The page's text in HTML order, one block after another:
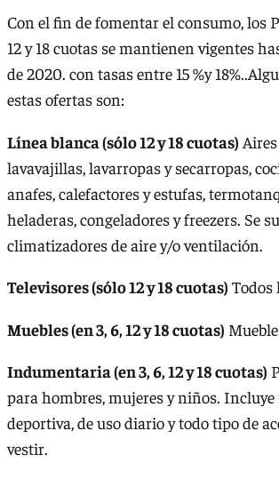
Con el fin de fomentar el consumo, los
12 y 18 cuotas se mantienen vigentes
de 2020. con tasas entre 15 %y
estas ofertas son:
Línea blanca (sólo 12 y 18 cuotas)
lavavajillas, lavarropas y secarropas,
anafes, calefactores y estufas,
heladeras, congeladores y freezers. Se
climatizadores de aire y/o ventilación.
Televisores (sólo 12 y 18 cuotas) Todos
Muebles (en 3, 6, 12 y 18 cuotas)
Indumentaria (en 3, 6, 12 y 18 cuotas)
para hombres, mujeres y niños. Incluye
deportiva, de uso diario y todo tipo de
vestir.